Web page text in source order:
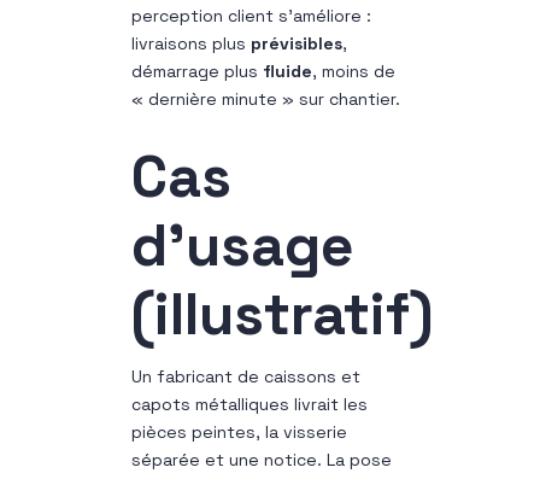
perception client s’améliore :
livraisons plus prévisibles,
démarrage plus fluide, moins de
« dernière minute » sur chantier.
Cas
d’usage
(illustratif)
Un fabricant de caissons et
capots métalliques livrait les
pièces peintes, la visserie
séparée et une notice. La pose